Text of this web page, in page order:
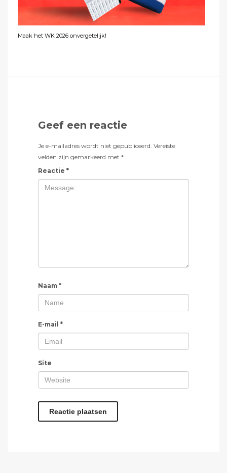
Maak het WK 2026 onvergetelijk!
Geef een reactie
Je e-mailadres wordt niet gepubliceerd. Vereiste
velden zijn gemarkeerd met *
Reactie *
Naam *
E-mail *
Site